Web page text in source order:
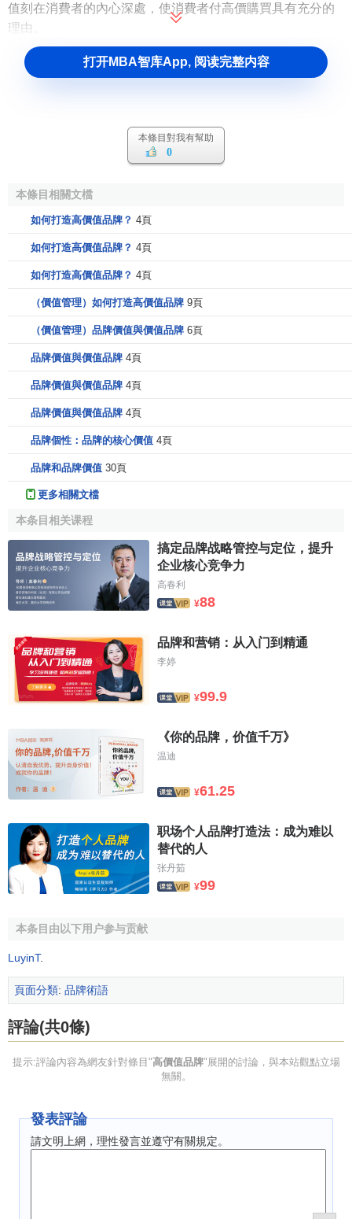
值刻在消費者的內心深處，使消費者付高價購買具有充分的
理由。
消費者願意花更多的錢購買一個品牌的主要原因是由品
牌在消費者大腦中（也有時髦地稱之為心智）的聯想所決定
消費者就會認同、喜歡乃至愛上了這個品牌，也就自然願意
購買、更多地購買、花更多的錢購買這個品牌。同時，我們
值。所以，品牌核心價值是
明確、清晰地識別並記住品牌的利益點與個性，是驅動消
品牌有一個令消費者怦然心動的核心價值是消費者願意
趣、瀟灑的生活方式”、三星的“e時代
“優雅個性”。
核心價值是品牌的終極追求，是一個品牌營銷傳播活動
的原點，即企業的一切價值活動
核心價值的體現與演繹，並豐滿和強化品牌核心價值。
管理的中心工作就是清晰地規劃勾勒出品牌的
且在以後的十年、二十年，乃至上百年的品牌建設過程中，
凡的定力去做到這一點，不會被風吹草動所干擾，讓品牌的
每一次營銷活動、每一分
費者傳達核心價值或提示消費者聯想到核心價值的作用。久
而久之，核心價值就會在消費者大腦中烙下深深的烙印，併
成為品牌對消費者最有感染力的內涵，核心價值是提升消費
者心智中的品牌感知價值和溢價能力的主要驅動力量。
不應與品牌戰略 定位發生 衝突。 品牌的戰略定位是指品牌意
圖在消費者心智中建立起來的聯想
位的主要內容。品牌向消費者傳遞的一切信息都不應與品牌
戰略定位發生衝突。品牌管理成熟的企業非常註重這一點，
手提電腦
的戰略定位是“商務首選、權威、嚴謹”，所
以IBM對音樂會的 贊助就嚴格限定在高雅音樂，絕不會去流行
音樂、搖滾音樂。儘管贊助流行音樂、搖滾音樂可以獲得更
廣泛的傳播 ，品牌的知名度能得到更大地提升。如果，IBM更
短的時間內得到較大幅度的提升，但副作用也非常大，因為
真正有品味的商務人士可能從此就排斥IBM了。所以，IBM絕
對不會選李宇春做代言人。
力，甚至有損
品牌戰略定位而展開。
三送一，大量的贈品不管花樣如何翻新，其實都有一個共同
有太大價值的。所以這種單純的讓利促銷，最終變成純粹比
拼實力，比誰的資金實力強。你必須比競爭品牌送出的實際
打开MBA智库App, 阅读完整内容
本條目對我有幫助
0
本條目相關文檔
如何打造高價值品牌？ 4頁
如何打造高價值品牌？ 4頁
如何打造高價值品牌？ 4頁
（價值管理）如何打造高價值品牌 9頁
（價值管理）品牌價值與價值品牌 6頁
品牌價值與價值品牌 4頁
品牌價值與價值品牌 4頁
品牌價值與價值品牌 4頁
品牌個性：品牌的核心價值 4頁
品牌和品牌價值 30頁
更多相關文檔
本条目相关课程
搞定品牌战略管控与定位，提升
企业核心竞争力
高春利
¥88
品牌和营销：从入门到精通
李婷
¥99.9
《你的品牌，价值千万》
温迪
¥61.25
职场个人品牌打造法：成为难以
替代的人
张丹茹
¥99
本条目由以下用户参与贡献
LuyinT.
頁面分類: 品牌術語
評論(共0條)
提示:評論內容為網友針對條目"高價值品牌"展開的討論，與本站觀點立場
無關。
發表評論
請文明上網，理性發言並遵守有關規定。